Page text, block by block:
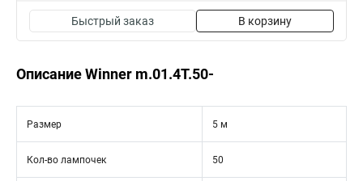
Быстрый заказ В корзину
Описание Winner m.01.4T.50-
Размер 5 м
Кол-во лампочек 50